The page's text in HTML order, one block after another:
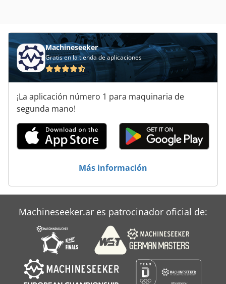
Machineseeker
Gratis en la tienda de aplicaciones
¡La aplicación número 1 para maquinaria de
segunda mano!
Más información
Machineseeker.ar es patrocinador oficial de: